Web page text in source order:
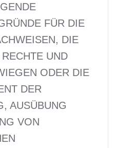
FÜR DIE
DIE
UND
ODER DIE
DER
AUSÜBUNG
VON